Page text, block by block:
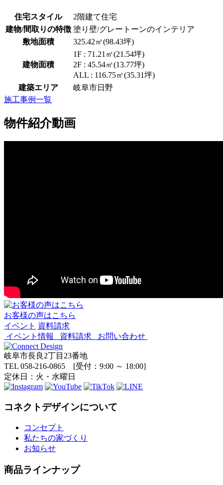
住宅スタイル
2階建て住宅
建物/間取りの特徴 塗り壁/グレートーンのインテリア
敷地面積
325.42㎡(98.43坪)
建物面積
1F : 71.21㎡(21.54坪)
2F : 45.54㎡(13.77坪)
ALL : 116.75㎡(35.31坪)
建築エリア
岐阜市日野
施工事例一覧
物件紹介動画
お客様の声はこちら
イベント 資料請求
イベント情報
資料請求 お問い合わせ
岐阜市長良2丁目23番地
TEL 058-216-0865 [受付：9:00 ～ 18:00]
定休日：火・水曜日
コネクトデザインについて
コンセプト
私たちの家づくり
お知らせ
商品ラインナップ